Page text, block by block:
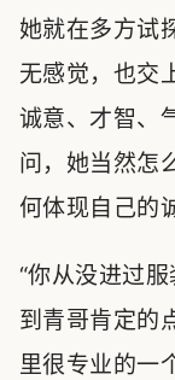
她就在多方试
无感觉，也交
诚意、才智、
问，她当然怎
何体现自己的
“你从没进过
到青哥肯定的
里很专业的一